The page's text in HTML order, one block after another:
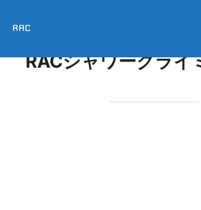
RAC
RACシャワークライ